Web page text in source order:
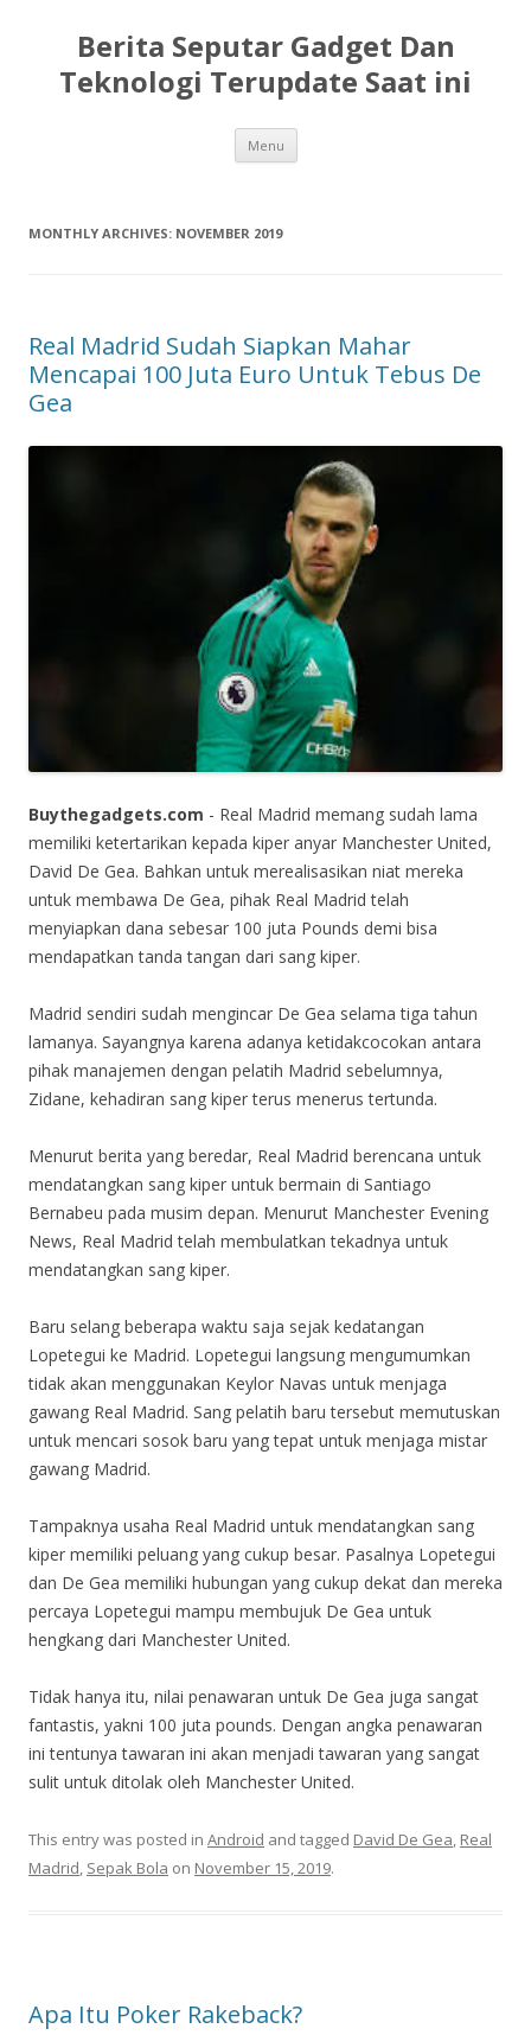
Berita Seputar Gadget Dan
Teknologi Terupdate Saat ini
Menu Skip
content
MONTHLY ARCHIVES: NOVEMBER 2019
Real Madrid Sudah Siapkan Mahar
Mencapai 100 Juta Euro Untuk Tebus De
Gea
Buythegadgets.com - Real Madrid memang sudah lama
memiliki ketertarikan kepada kiper anyar Manchester United,
David De Gea. Bahkan untuk merealisasikan niat mereka
untuk membawa De Gea, pihak Real Madrid telah
menyiapkan dana sebesar 100 juta Pounds demi bisa
mendapatkan tanda tangan dari sang kiper.
Madrid sendiri sudah mengincar De Gea selama tiga tahun
lamanya. Sayangnya karena adanya ketidakcocokan antara
pihak manajemen dengan pelatih Madrid sebelumnya,
Zidane, kehadiran sang kiper terus menerus tertunda.
Menurut berita yang beredar, Real Madrid berencana untuk
mendatangkan sang kiper untuk bermain di Santiago
Bernabeu pada musim depan. Menurut Manchester Evening
News, Real Madrid telah membulatkan tekadnya untuk
mendatangkan sang kiper.
Baru selang beberapa waktu saja sejak kedatangan
Lopetegui ke Madrid. Lopetegui langsung mengumumkan
tidak akan menggunakan Keylor Navas untuk menjaga
gawang Real Madrid. Sang pelatih baru tersebut memutuskan
untuk mencari sosok baru yang tepat untuk menjaga mistar
gawang Madrid.
Tampaknya usaha Real Madrid untuk mendatangkan sang
kiper memiliki peluang yang cukup besar. Pasalnya Lopetegui
dan De Gea memiliki hubungan yang cukup dekat dan mereka
percaya Lopetegui mampu membujuk De Gea untuk
hengkang dari Manchester United.
Tidak hanya itu, nilai penawaran untuk De Gea juga sangat
fantastis, yakni 100 juta pounds. Dengan angka penawaran
ini tentunya tawaran ini akan menjadi tawaran yang sangat
sulit untuk ditolak oleh Manchester United.
This entry was posted in Android and tagged David De Gea Real
Madrid Sepak Bola on November 15, 2019.
Apa Itu Poker Rakeback?